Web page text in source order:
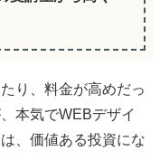
り、料金が高めだっ
本気でWEBデザイ
、価値ある投資にな